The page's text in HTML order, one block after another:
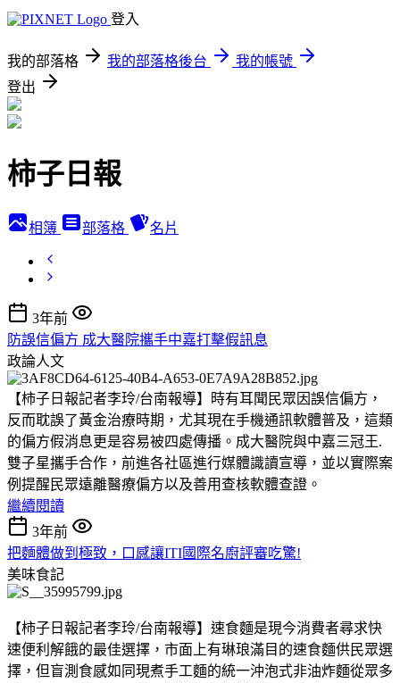
登入
我的部落格 我的部落格後台
我的帳號
登出
柿子日報
相簿 部落格 名片
3年前
防誤信偏方 成大醫院攜手中嘉打擊假訊息
政論人文
【柿子日報記者李玲/台南報導】時有耳聞民眾因誤信偏方，
反而耽誤了黃金治療時期，尤其現在手機通訊軟體普及，這類
的偏方假消息更是容易被四處傳播。成大醫院與中嘉三冠王.
雙子星攜手合作，前進各社區進行媒體識讀宣導，並以實際案
例提醒民眾遠離醫療偏方以及善用查核軟體查證。
繼續閱讀
3年前
把麵體做到極致，口感讓ITI國際名廚評審吃驚!
美味食記
【柿子日報記者李玲/台南報導】速食麵是現今消費者尋求快
速便利解餓的最佳選擇，市面上有琳琅滿目的速食麵供民眾選
擇，但盲測食感如同現煮手工麵的統一沖泡式非油炸麵從眾多